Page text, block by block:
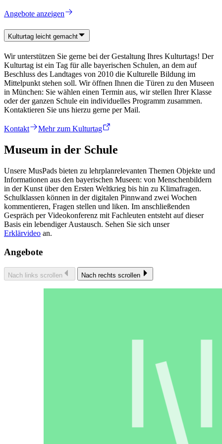
Angebote anzeigen
Kulturtag leicht gemacht
Wir unterstützen Sie gerne bei der Gestaltung Ihres Kulturtags! Der
Kulturtag ist ein Tag für alle bayerischen Schulen, an dem auf
Beschluss des Landtages von 2010 die Kulturelle Bildung im
Mittelpunkt stehen soll. Wir öffnen Ihnen die Türen zu den Museen
in München: Sie wählen einen Termin aus, wir stellen Ihrer Klasse
oder der ganzen Schule ein individuelles Programm zusammen.
Kontaktieren Sie uns hierzu gerne per Mail.
Kontakt Mehr zum Kulturtag
Museum in der Schule
Unsere MusPads bieten zu lehrplanrelevanten Themen Objekte und
Informationen aus den bayerischen Museen: von Menschenbildern
in der Kunst über den Ersten Weltkrieg bis hin zu Klimafragen.
Schulklassen können in der digitalen Pinnwand zwei Wochen
kommentieren, Fragen stellen und liken. Im anschließenden
Gespräch per Videokonferenz mit Fachleuten entsteht auf dieser
Basis ein lebendiger Austausch. Sehen Sie sich unser
Erklärvideo an.
Angebote
Nach links scrollen Nach rechts scrollen